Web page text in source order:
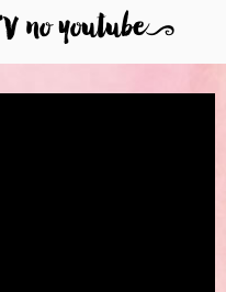
no youtube9